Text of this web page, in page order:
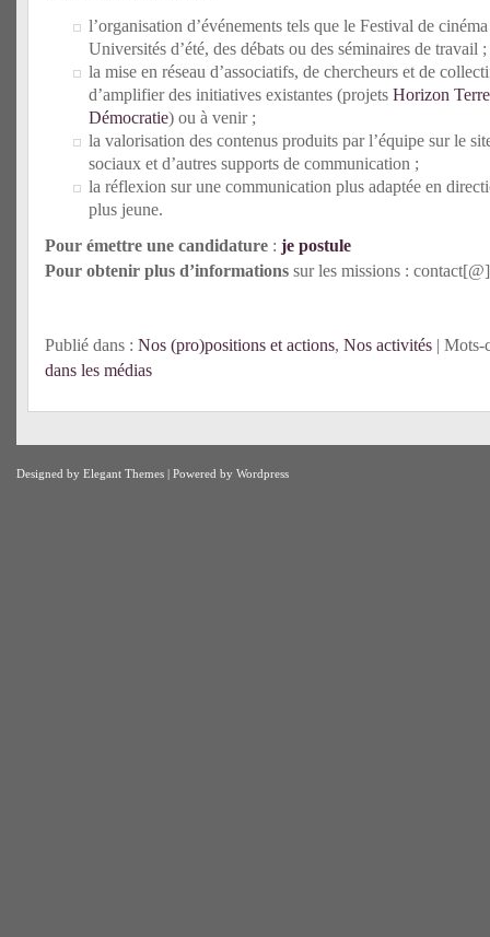
l’organisation d’événements tels que le Festival de
Universités d’été, des débats ou des séminaires de travail ;
la mise en réseau d’associatifs, de chercheurs et de
d’amplifier des initiatives existantes (projets Horizon Terre
Démocratie) ou à venir ;
la valorisation des contenus produits par l’équipe sur le
sociaux et d’autres supports de communication ;
la réflexion sur une communication plus adaptée en
plus jeune.
Pour émettre une candidature : je postule
Pour obtenir plus d’informations sur les missions :
Publié dans : Nos (pro)positions et actions, Nos activités |
dans les médias
Designed by Elegant Themes | Powered by Wordpress